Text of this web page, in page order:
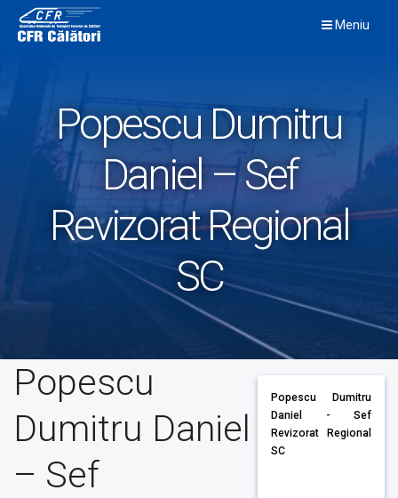
content
Meniu
Popescu Dumitru
Daniel – Sef
Revizorat Regional
SC
Popescu
Dumitru Daniel
– Sef
Popescu Dumitru
Daniel - Sef
Revizorat Regional
SC